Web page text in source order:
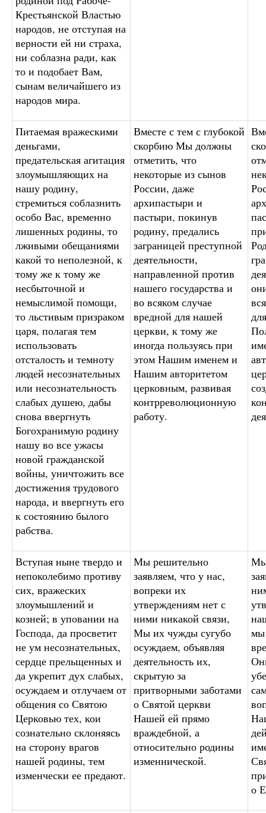
Крестьянской Властью
народов, не отступая на
верности ей ни страха,
ни соблазна ради, как
то и подобает Вам,
сынам величайшего из
народов мира.
Питаемая вражескими
деньгами,
предательская агитация
злоумышляющих на
нашу родину,
стремиться соблазнить
особо Вас, временно
лишенных родины, то
лживыми обещаниями
какой то неполезной, к
тому же к тому же
несбыточной и
немыслимой помощи,
то льстивым призраком
царя, полагая тем
использовать
отсталость и темноту
людей несознательных
или несознательность
слабых душею, дабы
снова ввергнуть
Богохранимую родину
нашу во все ужасы
новой гражданской
войны, уничтожить все
достижения трудового
народа, и ввергнуть его
к состоянию былого
рабства.
Вместе с тем с глубокой
скорбию Мы должны
отметить, что
некоторые из сынов
России, даже
архипастыри и
пастыри, покинув
родину, предались
заграницей преступной
деятельности,
направленной против
нашего государства и
во всяком случае
вредной для нашей
церкви, к тому же
иногда пользуясь при
этом Нашим именем и
Нашим авторитетом
церковным, развивая
контрреволюционную
работу.
Вступая ныне твердо и
непоколебимо противу
сих, вражеских
злоумышлений и
козней; в уповании на
Господа, да просветит
не ум несознательных,
сердце прельщенных и
да укрепит дух слабых,
осуждаем и отлучаем от
общения со Святою
Церковью тех, кои
сознательно склоняясь
на сторону врагов
нашей родины, тем
изменчески ее предают.
Мы решительно
заявляем, что у нас,
вопреки их
утверждениям нет с
ними никакой связи,
Мы их чужды сугубо
осуждаем, объявляя
деятельность их,
скрытую за
притворными заботами
о Святой церкви
Нашей ей прямо
враждебной, а
относительно родины
изменнической.
Мы
мы
о